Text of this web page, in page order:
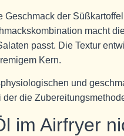
Geschmack der
macht
passt. Die Textur
Kern.
und
der die
im Airfryer